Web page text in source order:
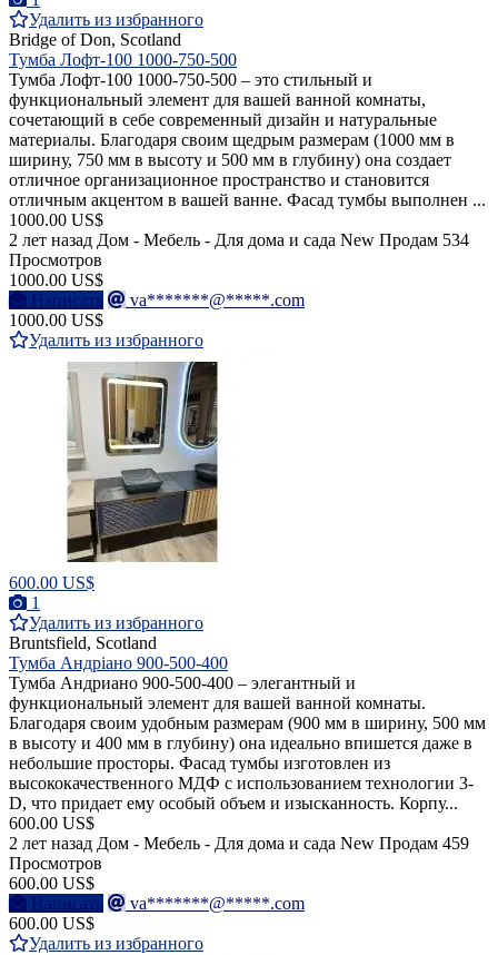
Удалить из избранного
Bridge of Don, Scotland
Тумба Лофт-100 1000-750-500
Тумба Лофт-100 1000-750-500 – это стильный и
функциональный элемент для вашей ванной комнаты,
сочетающий в себе современный дизайн и натуральные
материалы. Благодаря своим щедрым размерам (1000 мм в
ширину, 750 мм в высоту и 500 мм в глубину) она создает
отличное организационное пространство и становится
отличным акцентом в вашей ванне. Фасад тумбы выполнен ...
1000.00 US$
2 лет назад Дом - Мебель - Для дома и сада New Продам 534
Просмотров
1000.00 US$
Написать
va*******@*****.com
1000.00 US$
Удалить из избранного
600.00 US$
1
Удалить из избранного
Bruntsfield, Scotland
Тумба Андріано 900-500-400
Тумба Андриано 900-500-400 – элегантный и
функциональный элемент для вашей ванной комнаты.
Благодаря своим удобным размерам (900 мм в ширину, 500 мм
в высоту и 400 мм в глубину) она идеально впишется даже в
небольшие просторы. Фасад тумбы изготовлен из
высококачественного МДФ с использованием технологии 3-
D, что придает ему особый объем и изысканность. Корпу...
600.00 US$
2 лет назад Дом - Мебель - Для дома и сада New Продам 459
Просмотров
600.00 US$
Написать
va*******@*****.com
600.00 US$
Удалить из избранного